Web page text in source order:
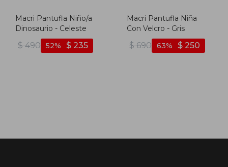
Macri Pantufla Niño/a
Dinosaurio - Celeste
$ 490 $ 235
52
Macri Pantufla Niña
Con Velcro - Gris
$ 690 $ 250
63